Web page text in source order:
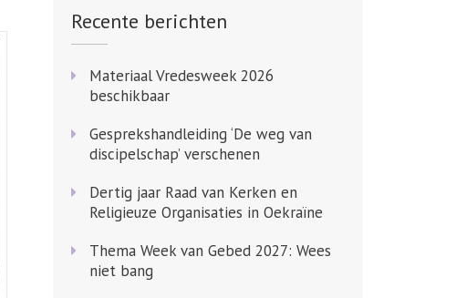
Recente berichten
Materiaal Vredesweek 2026
beschikbaar
Gesprekshandleiding ‘De weg van
discipelschap’ verschenen
Dertig jaar Raad van Kerken en
Religieuze Organisaties in Oekraïne
Thema Week van Gebed 2027: Wees
niet bang